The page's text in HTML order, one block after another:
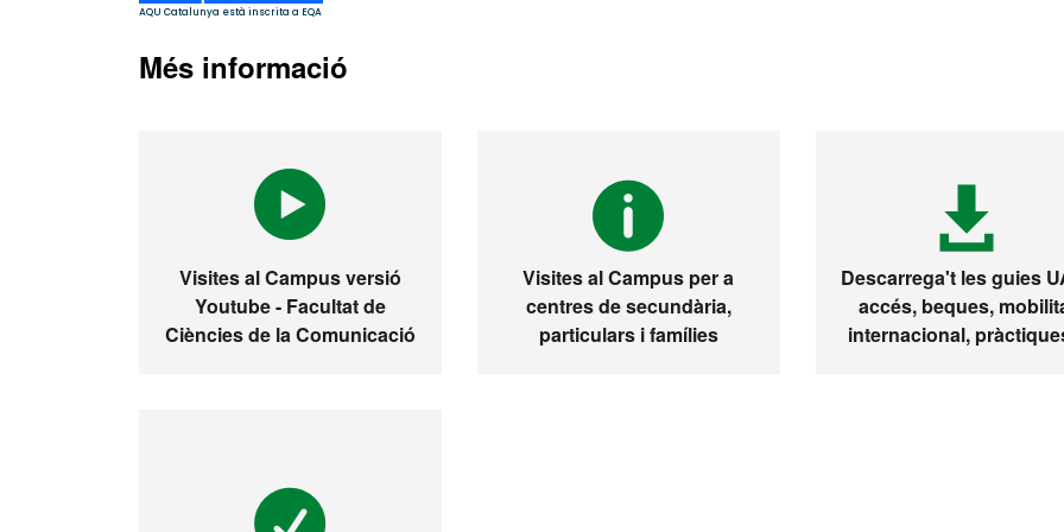
Més informació
Visites al Campus versió
Youtube - Facultat de
Ciències de la Comunicació
Visites al Campus per a
centres de secundària,
particulars i famílies
Descarrega't les guies
accés, beques,
internacional,